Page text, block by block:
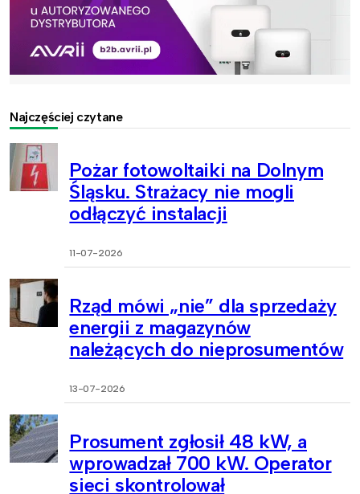
Najczęściej czytane
Pożar fotowoltaiki na Dolnym
Śląsku. Strażacy nie mogli
odłączyć instalacji
11-07-2026
Rząd mówi „nie” dla sprzedaży
energii z magazynów
należących do nieprosumentów
13-07-2026
Prosument zgłosił 48 kW, a
wprowadzał 700 kW. Operator
sieci skontrolował